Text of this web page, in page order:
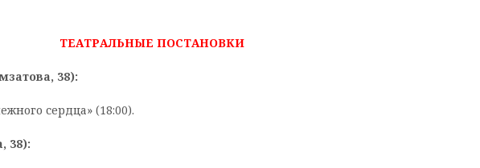
ТЕАТРАЛЬНЫЕ ПОСТАНОВКИ
38):
сердца» (18:00).
38):